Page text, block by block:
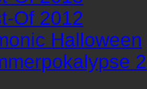
Of 2012
Halloween